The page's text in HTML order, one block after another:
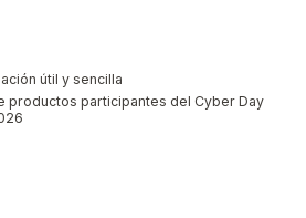
útil y sencilla
productos participantes del Cyber Day